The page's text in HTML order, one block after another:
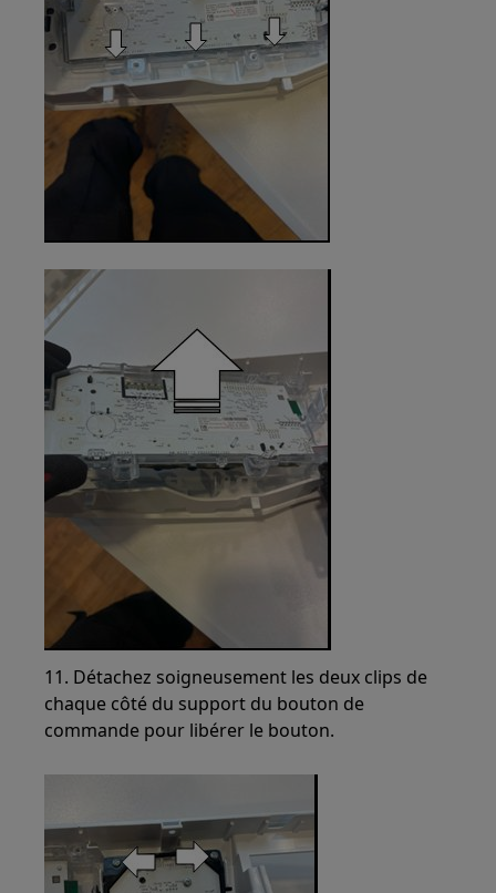
11. Détachez soigneusement les deux clips de
chaque côté du support du bouton de
commande pour libérer le bouton.